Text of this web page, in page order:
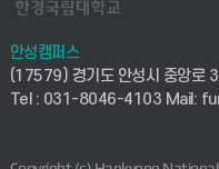
컴퓨터응용수학부
시설바로처리서비스
연구실안전관리시스템
취업지원센터
창업지원센터
현장실습지원센터
안성캠퍼스
(17579) 경기도 안성시 중앙로
Tel : 031-8046-4103 Mail: